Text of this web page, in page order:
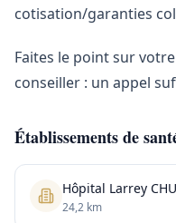
cotisation/garanties
Faites le point sur
conseiller : un appel
Établissements de
Hôpital Larrey
24,2 km